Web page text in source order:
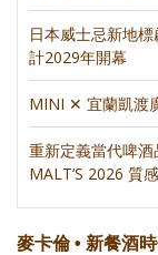
日本威士忌新地
計2029年開幕
MINI ✕ 宜蘭凱渡
重新定義當代啤
MALT’S 2026 質
麥卡倫 • 新餐酒